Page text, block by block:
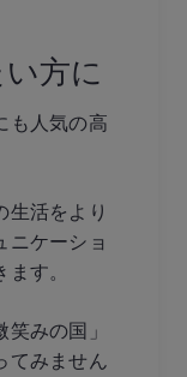
方に
も人気の高
生活をより
ニケーショ
す。
みの国」
てみません